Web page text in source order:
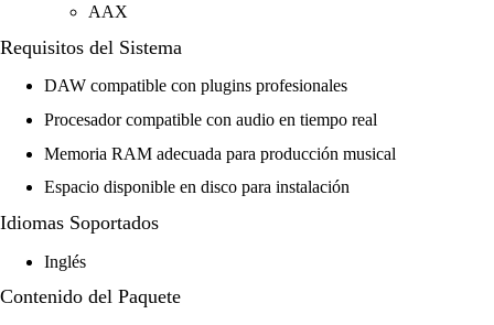
AAX
Requisitos del Sistema
DAW compatible con plugins profesionales
Procesador compatible con audio en tiempo real
Memoria RAM adecuada para producción musical
Espacio disponible en disco para instalación
Idiomas Soportados
Inglés
Contenido del Paquete